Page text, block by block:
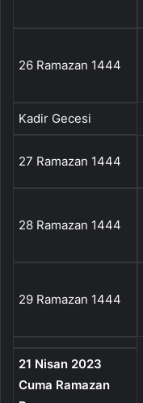
26 Ramazan 1444
Kadir Gecesi
27 Ramazan 1444
28 Ramazan 1444
29 Ramazan 1444
21 Nisan 2023
Cuma Ramazan